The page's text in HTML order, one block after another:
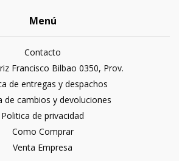
Menú
Contacto
Francisco Bilbao 0350, Prov.
de entregas y despachos
de cambios y devoluciones
Politica de privacidad
Como Comprar
Venta Empresa